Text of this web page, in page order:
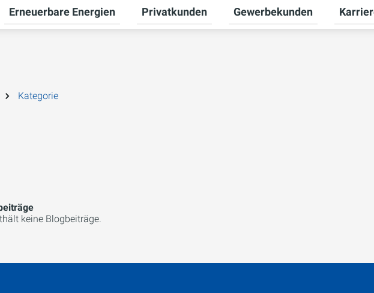
Erneuerbare Energien
Untermenü für Erneuerbare Energien umschalten
Privatkunden
Untermenü für Privatkunden
Gewerbekunden
Kategorie
keine Blogbeiträge.